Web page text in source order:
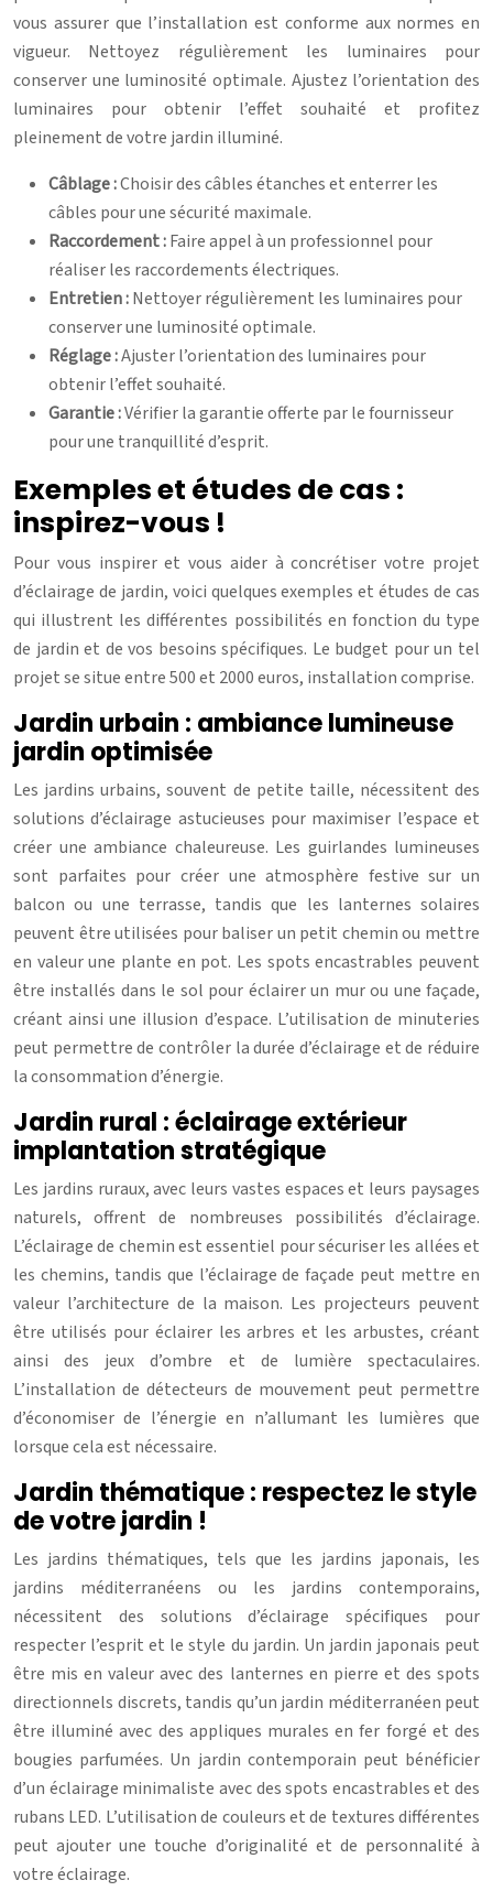
vous assurer que l’installation est conforme aux normes en
vigueur. Nettoyez régulièrement les luminaires pour
conserver une luminosité optimale. Ajustez l’orientation des
luminaires pour obtenir l’effet souhaité et profitez
pleinement de votre jardin illuminé.
Câblage :Choisir des câbles étanches et enterrer les
câbles pour une sécurité maximale.
Raccordement :Faire appel à un professionnel pour
réaliser les raccordements électriques.
Entretien :Nettoyer régulièrement les luminaires pour
conserver une luminosité optimale.
Réglage :Ajuster l’orientation des luminaires pour
obtenir l’effet souhaité.
Garantie :Vérifier la garantie offerte par le fournisseur
pour une tranquillité d’esprit.
Exemples et études de cas :
inspirez-vous !
Pour vous inspirer et vous aider à concrétiser votre projet
d’éclairage de jardin, voici quelques exemples et études de cas
qui illustrent les différentes possibilités en fonction du type
de jardin et de vos besoins spécifiques. Le budget pour un tel
projet se situe entre 500 et 2000 euros, installation comprise.
Jardin urbain : ambiance lumineuse
jardin optimisée
Les jardins urbains, souvent de petite taille, nécessitent des
solutions d’éclairage astucieuses pour maximiser l’espace et
créer une ambiance chaleureuse. Les guirlandes lumineuses
sont parfaites pour créer une atmosphère festive sur un
balcon ou une terrasse, tandis que les lanternes solaires
peuvent être utilisées pour baliser un petit chemin ou mettre
en valeur une plante en pot. Les spots encastrables peuvent
être installés dans le sol pour éclairer un mur ou une façade,
créant ainsi une illusion d’espace. L’utilisation de minuteries
peut permettre de contrôler la durée d’éclairage et de réduire
la consommation d’énergie.
Jardin rural : éclairage extérieur
implantation stratégique
Les jardins ruraux, avec leurs vastes espaces et leurs paysages
naturels, offrent de nombreuses possibilités d’éclairage.
L’éclairage de chemin est essentiel pour sécuriser les allées et
les chemins, tandis que l’éclairage de façade peut mettre en
valeur l’architecture de la maison. Les projecteurs peuvent
être utilisés pour éclairer les arbres et les arbustes, créant
ainsi des jeux d’ombre et de lumière spectaculaires.
L’installation de détecteurs de mouvement peut permettre
d’économiser de l’énergie en n’allumant les lumières que
lorsque cela est nécessaire.
Jardin thématique : respectez le style
de votre jardin !
Les jardins thématiques, tels que les jardins japonais, les
jardins méditerranéens ou les jardins contemporains,
nécessitent des solutions d’éclairage spécifiques pour
respecter l’esprit et le style du jardin. Un jardin japonais peut
être mis en valeur avec des lanternes en pierre et des spots
directionnels discrets, tandis qu’un jardin méditerranéen peut
être illuminé avec des appliques murales en fer forgé et des
bougies parfumées. Un jardin contemporain peut bénéficier
d’un éclairage minimaliste avec des spots encastrables et des
rubans LED. L’utilisation de couleurs et de textures différentes
peut ajouter une touche d’originalité et de personnalité à
votre éclairage.